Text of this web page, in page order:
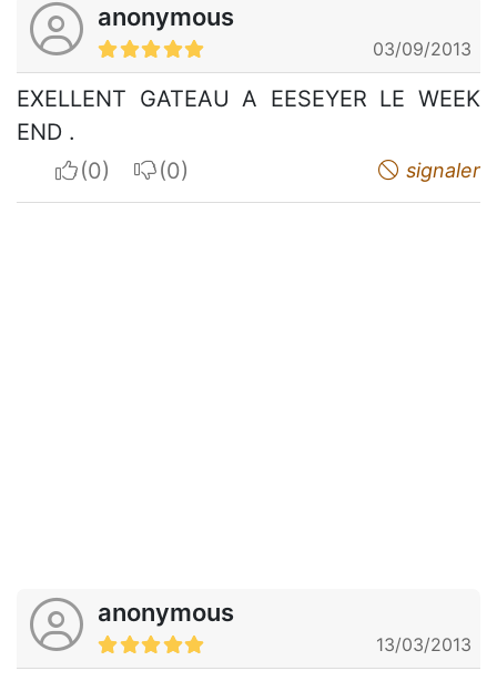
anonymous
03/09/2013
EXELLENT GATEAU A EESEYER LE WEEK
END .
I apreciateI do not appreciate signaler
anonymous
13/03/2013